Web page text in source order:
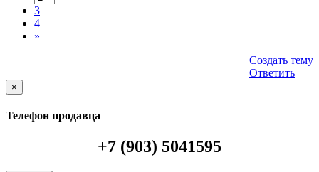
3
4
»
Создать тему
Ответить
×
Телефон продавца
+7 (903) 5041595